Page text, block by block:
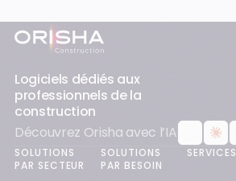
Pied-de-page
Logiciels dédiés aux
professionnels de la
construction
Découvrez Orisha avec l’IA
SOLUTIONS
PAR SECTEUR
SOLUTIONS
PAR BESOIN
SERVICES